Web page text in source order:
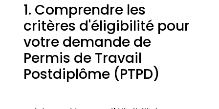
1. Comprendre les
critères d'éligibilité pour
votre demande de
Permis de Travail
Postdiplôme (PTPD)